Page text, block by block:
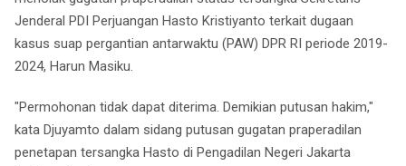
Jenderal PDI Perjuangan Hasto Kristiyanto terkait dugaan
kasus suap pergantian antarwaktu (PAW) DPR RI periode 2019-
2024, Harun Masiku.
"Permohonan tidak dapat diterima. Demikian putusan hakim,"
kata Djuyamto dalam sidang putusan gugatan praperadilan
penetapan tersangka Hasto di Pengadilan Negeri Jakarta